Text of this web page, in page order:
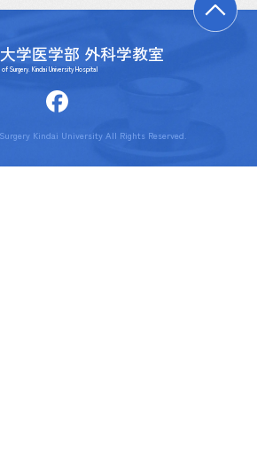
学医学部 外科学教室
Surgery. Kindai University Hospital
Kindai University All Rights Reserved.